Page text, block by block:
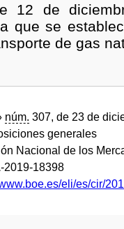
12 de
que se
de gas
núm. 307, de 23 de
generales
Nacional de los
2019-18398
eli/es/cir/